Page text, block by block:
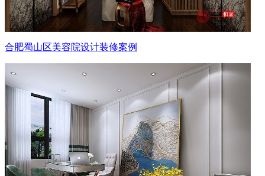
合肥蜀山区美容院设计装修案例